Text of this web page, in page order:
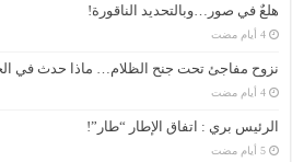
هلعٌ في صور…وبالتحديد الناقورة!
‏4 أيام مضت
نزوح مفاجئ تحت جنح الظلام… ماذا حدث في
‏4 أيام مضت
الرئيس بري : اتفاق الإطار “طار”!
‏5 أيام مضت